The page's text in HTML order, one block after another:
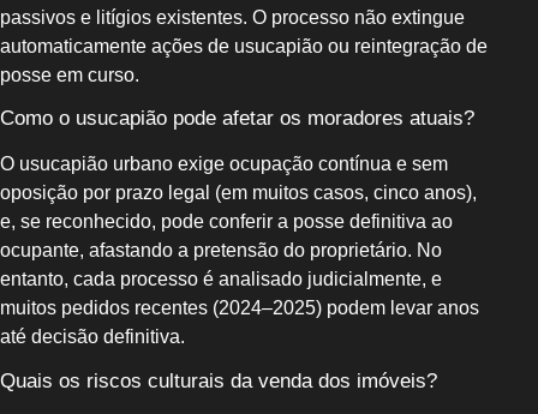
passivos e litígios existentes. O processo não extingue
automaticamente ações de usucapião ou reintegração de
posse em curso.
Como o usucapião pode afetar os moradores atuais?
O usucapião urbano exige ocupação contínua e sem
oposição por prazo legal (em muitos casos, cinco anos),
e, se reconhecido, pode conferir a posse definitiva ao
ocupante, afastando a pretensão do proprietário. No
entanto, cada processo é analisado judicialmente, e
muitos pedidos recentes (2024–2025) podem levar anos
até decisão definitiva.
Quais os riscos culturais da venda dos imóveis?